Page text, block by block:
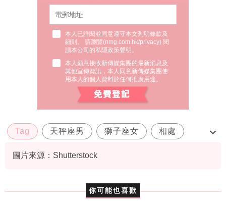
本人已詳閱並同意遵守本文列明條款及
細則。 請瀏覽(nmg.com.hk/privacy) 閱
讀本公司的私隱政策聲明。
本人願意接收新傳媒集團的最新消息及
其他宣傳資訊，本人同意新傳媒集團使
用本人的個人資料於任何推廣用途。
Tag 天秤座男 獅子座女 相處
配對指數
圖片來源：Shutterstock
你可能也喜歡